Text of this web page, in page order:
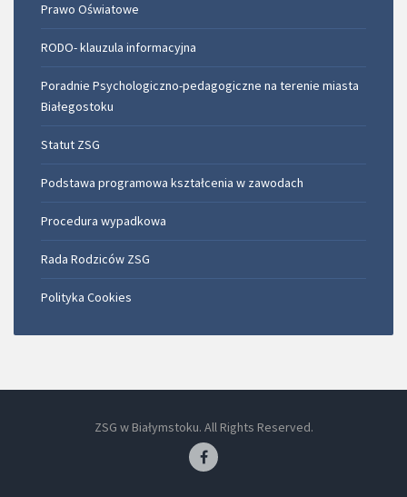
Prawo Oświatowe
RODO- klauzula informacyjna
Poradnie Psychologiczno-pedagogiczne na terenie miasta
Białegostoku
Statut ZSG
Podstawa programowa kształcenia w zawodach
Procedura wypadkowa
Rada Rodziców ZSG
Polityka Cookies
ZSG w Białymstoku. All Rights Reserved.